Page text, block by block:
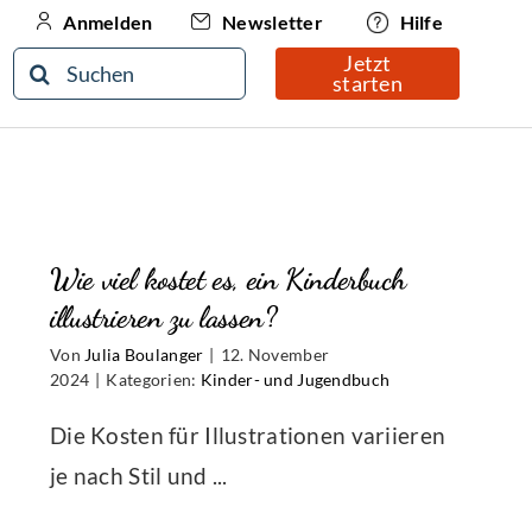
Anmelden Newsletter Hilfe
Suche
nach:
Jetzt
starten
Wie viel kostet es, ein Kinderbuch
illustrieren zu lassen?
Von Julia Boulanger | 12. November
2024 | Kategorien: Kinder- und Jugendbuch
Die Kosten für Illustrationen variieren
je nach Stil und ...